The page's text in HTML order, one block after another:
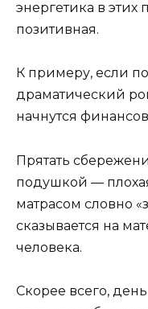
энергетика в этих
позитивная.
К примеру, если
драматический
начнутся
Прятать
подушкой —
матрасом словно
сказывается на
человека.
Скорее всего,